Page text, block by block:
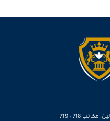
718 - 719